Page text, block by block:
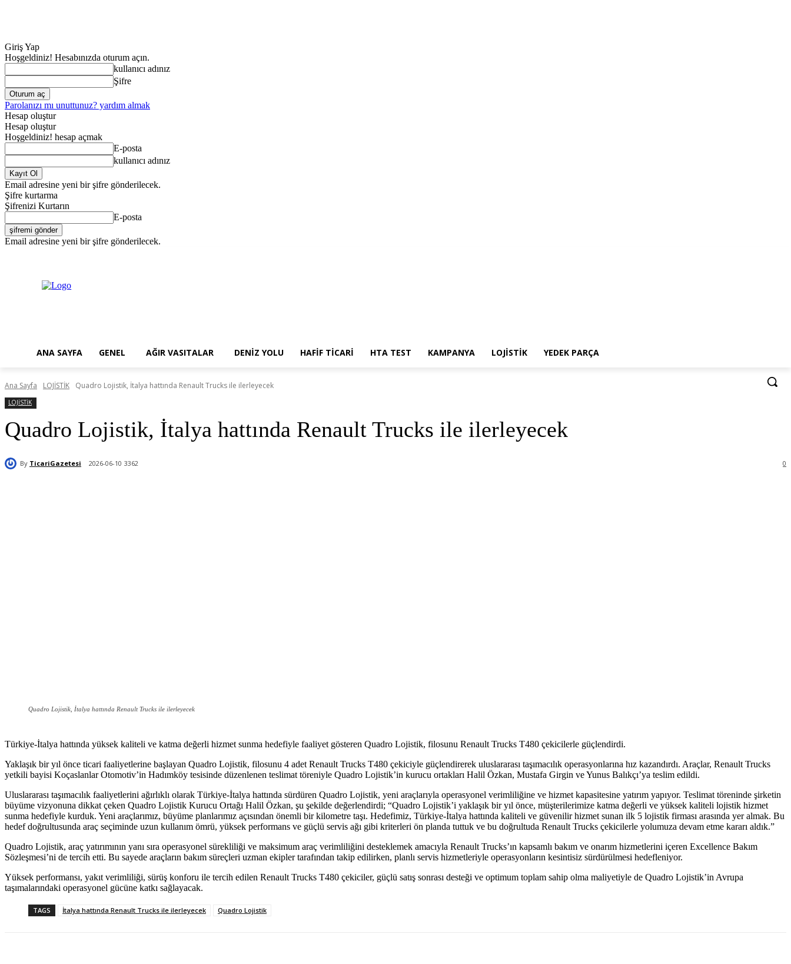
Giriş Yap
Hoşgeldiniz! Hesabınızda oturum açın.
kullanıcı adınız
Şifre
Parolanızı mı unuttunuz? yardım almak
Hesap oluştur
Hesap oluştur
Hoşgeldiniz! hesap açmak
E-posta
kullanıcı adınız
Email adresine yeni bir şifre gönderilecek.
Şifre kurtarma
Şifrenizi Kurtarın
E-posta
Email adresine yeni bir şifre gönderilecek.
ANA SAYFA GENEL AĞIR VASITALAR DENİZ YOLU HAFİF TİCARİ HTA TEST KAMPANYA LOJİSTİK YEDEK PARÇA
Ana Sayfa LOJİSTİK Quadro Lojistik, İtalya hattında Renault Trucks ile ilerleyecek
LOJİSTİK
Quadro Lojistik, İtalya hattında Renault Trucks ile ilerleyecek
By TicariGazetesi 2026-06-10 0
3362
Quadro Lojistik, İtalya hattında Renault Trucks ile ilerleyecek
Türkiye-İtalya hattında yüksek kaliteli ve katma değerli hizmet sunma hedefiyle faaliyet gösteren Quadro Lojistik, filosunu Renault Trucks T480 çekicilerle güçlendirdi.
Yaklaşık bir yıl önce ticari faaliyetlerine başlayan Quadro Lojistik, filosunu 4 adet Renault Trucks T480 çekiciyle güçlendirerek uluslararası taşımacılık operasyonlarına hız kazandırdı. Araçlar, Renault Trucks
yetkili bayisi Koçaslanlar Otomotiv’in Hadımköy tesisinde düzenlenen teslimat töreniyle Quadro Lojistik’in kurucu ortakları Halil Özkan, Mustafa Girgin ve Yunus Balıkçı’ya teslim edildi.
Uluslararası taşımacılık faaliyetlerini ağırlıklı olarak Türkiye-İtalya hattında sürdüren Quadro Lojistik, yeni araçlarıyla operasyonel verimliliğine ve hizmet kapasitesine yatırım yapıyor. Teslimat töreninde şirketin
büyüme vizyonuna dikkat çeken Quadro Lojistik Kurucu Ortağı Halil Özkan, şu şekilde değerlendirdi; “Quadro Lojistik’i yaklaşık bir yıl önce, müşterilerimize katma değerli ve yüksek kaliteli lojistik hizmet
sunma hedefiyle kurduk. Yeni araçlarımız, büyüme planlarımız açısından önemli bir kilometre taşı. Hedefimiz, Türkiye-İtalya hattında kaliteli ve güvenilir hizmet sunan ilk 5 lojistik firması arasında yer almak. Bu
hedef doğrultusunda araç seçiminde uzun kullanım ömrü, yüksek performans ve güçlü servis ağı gibi kriterleri ön planda tuttuk ve bu doğrultuda Renault Trucks çekicilerle yolumuza devam etme kararı aldık.”
Quadro Lojistik, araç yatırımının yanı sıra operasyonel sürekliliği ve maksimum araç verimliliğini desteklemek amacıyla Renault Trucks’ın kapsamlı bakım ve onarım hizmetlerini içeren Excellence Bakım
Sözleşmesi’ni de tercih etti. Bu sayede araçların bakım süreçleri uzman ekipler tarafından takip edilirken, planlı servis hizmetleriyle operasyonların kesintisiz sürdürülmesi hedefleniyor.
Yüksek performansı, yakıt verimliliği, sürüş konforu ile tercih edilen Renault Trucks T480 çekiciler, güçlü satış sonrası desteği ve optimum toplam sahip olma maliyetiyle de Quadro Lojistik’in Avrupa
taşımalarındaki operasyonel gücüne katkı sağlayacak.
TAGS İtalya hattında Renault Trucks ile ilerleyecek Quadro Lojistik